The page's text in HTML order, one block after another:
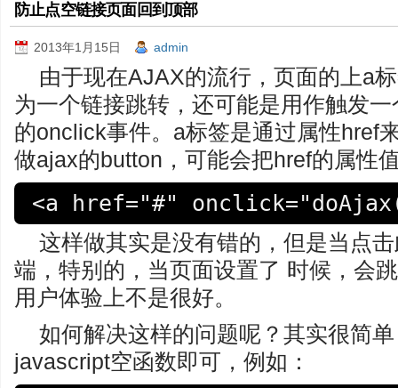
防止点空链接页面回到顶部
2013年1月15日 admin
由于现在AJAX的流行，页面的上a
为一个链接跳转，还可能是用作触发
的onclick事件。a标签是通过属性href
做ajax的button，可能会把href的属性
<a href="#"
这样做其实是没有错的，但是当点
端，特别的，当页面设置了 时候，会
用户体验上不是很好。
如何解决这样的问题呢？其实很简
javascript空函数即可，例如：